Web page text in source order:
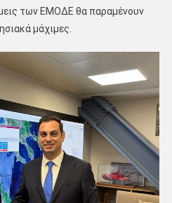
των ΕΜΟΔΕ θα παραμένουν
μάχιμες.